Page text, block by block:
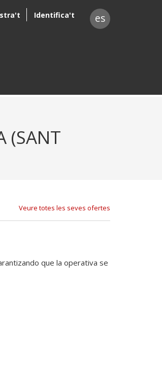
Identifica't es
(SANT
Veure totes les seves ofertes
que la operativa se